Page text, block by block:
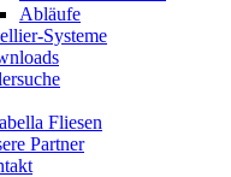
Abläufe
Systeme
Fliesen
Partner